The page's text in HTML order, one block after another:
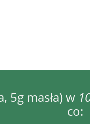
5g masła) w
co: